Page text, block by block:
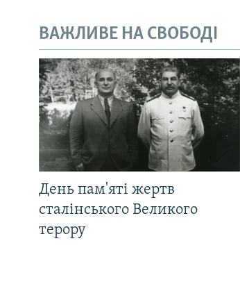
ВАЖЛИВЕ НА СВОБОДІ
День пам'яті жертв
сталінського Великого
терору